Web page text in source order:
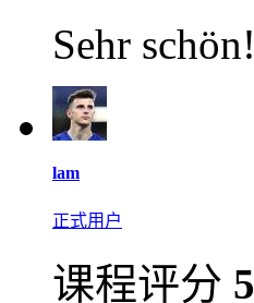
Sehr schön!
lam
正式用户
课程评分 5